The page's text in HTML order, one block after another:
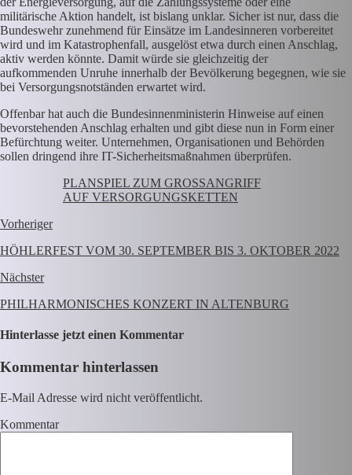
militärische Aktion handelt, ist bislang unklar. Sicher ist nur, dass die
Bundeswehr zunehmend für Einsätze im Landesinneren vorbereitet
wird und im Katastrophenfall, ausgelöst etwa durch einen Anschlag,
aktiv werden könnte. Damit würde sie gleichzeitig der
aufkommenden Unruhe innerhalb der Bevölkerung begegnen, wie sie
bei Versorgungsnotständen erwartet wird.
Offenbar hat auch die Bundesinnenministerin Hinweise auf einen
bevorstehenden Anschlag erhalten und gibt diese nun in Form einer
Befürchtung weiter. Unternehmen, Organisationen und Behörden
sollen dringend ihre IT-Sicherheitsmaßnahmen überprüfen.
PLANSPIEL ZUM GROSSANGRIFF
AUF VERSORGUNGSKETTEN
Vorheriger
HÖHLERFEST VOM 30. SEPTEMBER BIS 3. OKTOBER 2022
Nächster
PHILHARMONISCHES KONZERT IN ALTENBURG
Hinterlasse jetzt einen Kommentar
Kommentar hinterlassen
E-Mail Adresse wird nicht veröffentlicht.
Kommentar